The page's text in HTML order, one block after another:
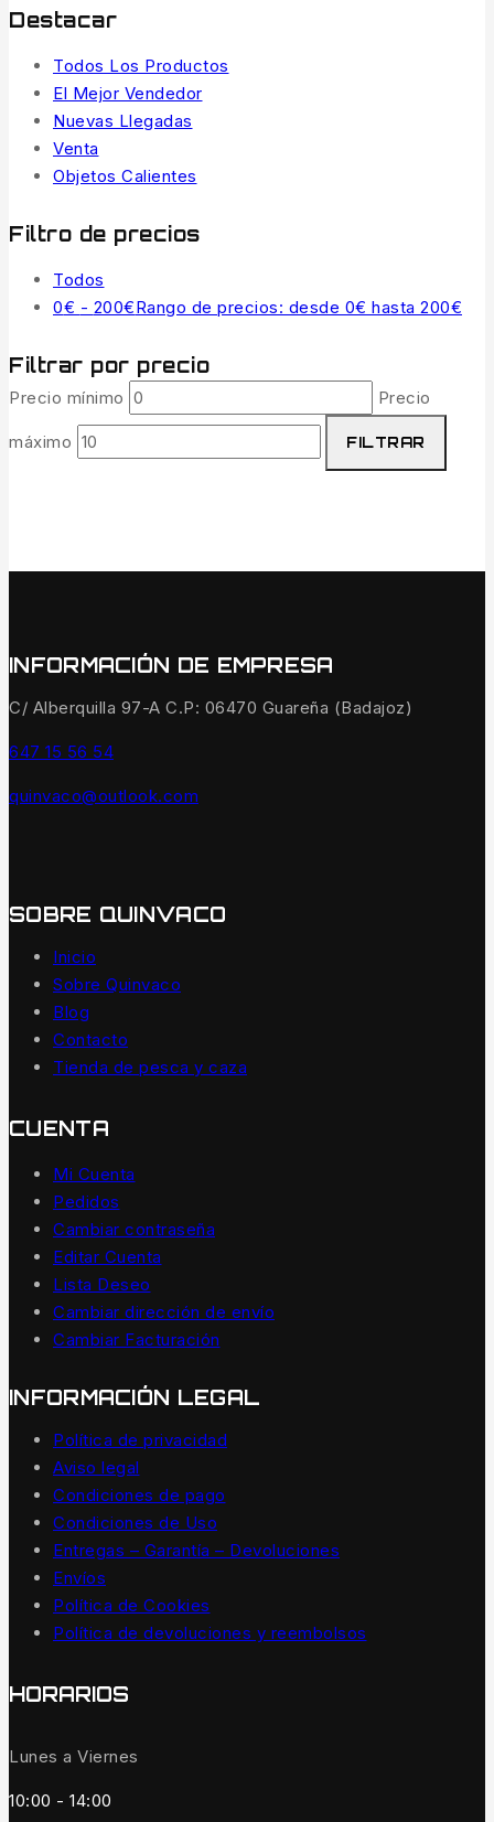
Destacar
Todos Los Productos
El Mejor Vendedor
Nuevas Llegadas
Venta
Objetos Calientes
Filtro de precios
Todos
0€ - 200€Rango de precios: desde 0€ hasta 200€
Filtrar por precio
Precio mínimo Precio
máximo FILTRAR
INFORMACIÓN DE EMPRESA
C/ Alberquilla 97-A C.P: 06470 Guareña (Badajoz)
647 15 56 54
quinvaco@outlook.com
SOBRE QUINVACO
Inicio
Sobre Quinvaco
Blog
Contacto
Tienda de pesca y caza
CUENTA
Mi Cuenta
Pedidos
Cambiar contraseña
Editar Cuenta
Lista Deseo
Cambiar dirección de envío
Cambiar Facturación
INFORMACIÓN LEGAL
Política de privacidad
Aviso legal
Condiciones de pago
Condiciones de Uso
Entregas – Garantía – Devoluciones
Envíos
Política de Cookies
Política de devoluciones y reembolsos
HORARIOS
Lunes a Viernes
10:00 - 14:00